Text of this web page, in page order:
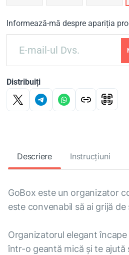
Informează-mă despre apariția
Distribuiți
Descriere Instrucțiuni
GoBox este un organizator
este convenabil să ai grijă
Organizatorul elegant
într-o geantă mică și te ajută